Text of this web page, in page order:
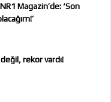
Magazin’de: ‘Son
rekor vardı!